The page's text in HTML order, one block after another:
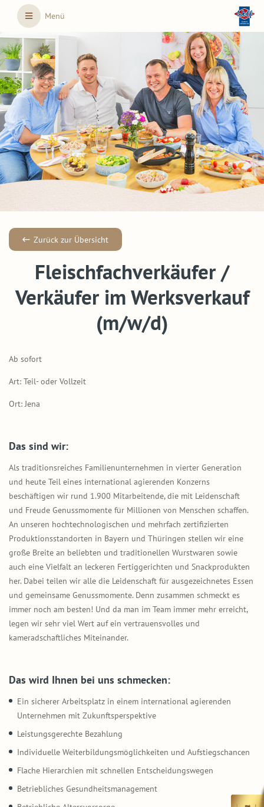
Skip to main content
Menü
Zurück zur Übersicht
Fleischfachverkäufer /
Verkäufer im Werksverkauf
(m/w/d)
Ab sofort
Art: Teil- oder Vollzeit
Ort: Jena
Das sind wir:
Als traditionsreiches Familienunternehmen in vierter Generation
und heute Teil eines international agierenden Konzerns
beschäftigen wir rund 1.900 Mitarbeitende, die mit Leidenschaft
und Freude Genussmomente für Millionen von Menschen schaffen.
An unseren hochtechnologischen und mehrfach zertifizierten
Produktionsstandorten in Bayern und Thüringen stellen wir eine
große Breite an beliebten und traditionellen Wurstwaren sowie
auch eine Vielfalt an leckeren Fertiggerichten und Snackprodukten
her. Dabei teilen wir alle die Leidenschaft für ausgezeichnetes Essen
und gemeinsame Genussmomente. Denn zusammen schmeckt es
immer noch am besten! Und da man im Team immer mehr erreicht,
legen wir sehr viel Wert auf ein vertrauensvolles und
kameradschaftliches Miteinander.
Das wird Ihnen bei uns schmecken:
Ein sicherer Arbeitsplatz in einem international agierenden
Unternehmen mit Zukunftsperspektive
Leistungsgerechte Bezahlung
Individuelle Weiterbildungsmöglichkeiten und Aufstiegschancen
Flache Hierarchien mit schnellen Entscheidungswegen
Betriebliches Gesundheitsmanagement